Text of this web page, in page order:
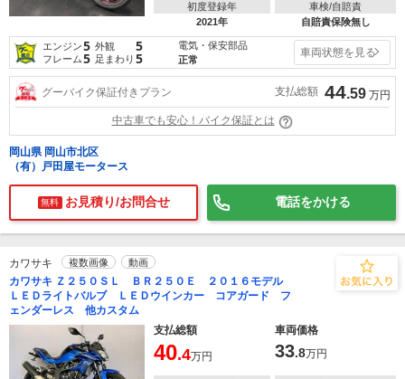
初度登録年
2021年
車検/自賠責
自賠責保険無し
エンジン5 外観 5
フレーム5 足まわり 5
電気・保安部品
正常
車両状態を見る
グーバイク保証付きプラン 支払総額 44.59 万円
中古車でも安心！バイク保証とは
岡山県 岡山市北区
（有）戸田屋モータース
無料 お見積り/お問合せ 電話をかける
カワサキ 複数画像 動画
カワサキ Ｚ２５０ＳＬ ＢＲ２５０Ｅ ２０１６モデル
ＬＥＤライトバルブ ＬＥＤウインカー コアガード フ
ェンダーレス 他カスタム
支払総額
車両価格
40.4万円 33.8万円